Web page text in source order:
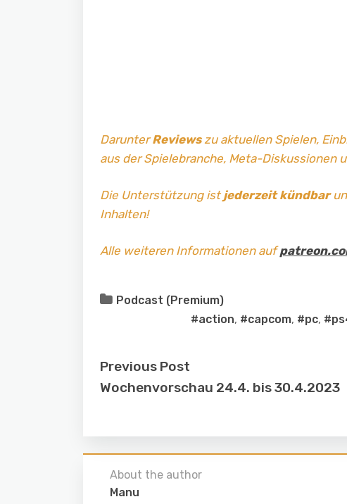
DarunterReviewszu aktuellen Spielen,
aus der Spielebranche, Meta-Diskussionen
Die Unterstützung istjederzeit kündbar
Inhalten!
Alle weiteren Informationen auf
Podcast (Premium)
#action, #capcom, #pc,
Previous Post
Wochenvorschau 24.4. bis 30.4.2023
About the author
Manu